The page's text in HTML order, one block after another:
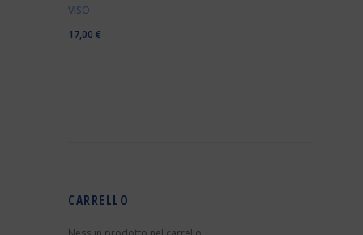
VISO
17,00 €
CARRELLO